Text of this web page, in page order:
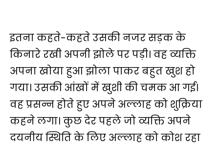
इतना कहते-कहते उसकी नजर सड़क के
किनारे रखी अपनी झोले पर पड़ी। वह व्यक्ति
अपना खोया हुआ झोला पाकर बहुत खुश हो
गया। उसकी आंखों में खुशी की चमक आ गई।
वह प्रसन्न होते हुए अपने अल्लाह को शुक्रिया
कहने लगा। कुछ देर पहले जो व्यक्ति अपने
दयनीय स्थिति के लिए अल्लाह को कोश रहा